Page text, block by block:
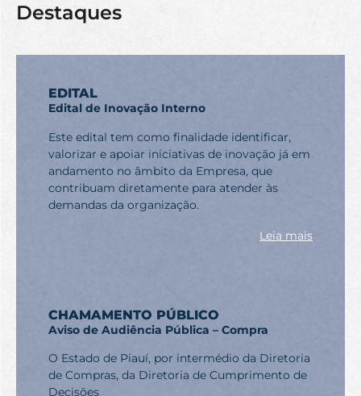
Destaques
EDITAL
Edital de Inovação Interno
Este edital tem como finalidade identificar,
valorizar e apoiar iniciativas de inovação já em
andamento no âmbito da Empresa, que
contribuam diretamente para atender às
demandas da organização.
Leia mais
CHAMAMENTO PÚBLICO
Aviso de Audiência Pública – Compra
O Estado de Piauí, por intermédio da Diretoria
de Compras, da Diretoria de Cumprimento de
Decisões